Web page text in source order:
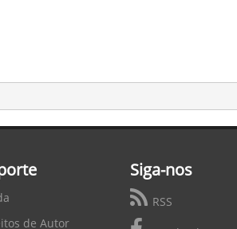
de Autor
Siga-nos
RSS